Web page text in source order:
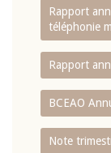
Rapport
téléphonie
Rapport
BCEAO
Note